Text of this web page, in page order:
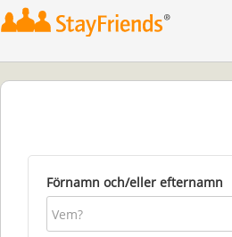
Förnamn och/eller efternamn